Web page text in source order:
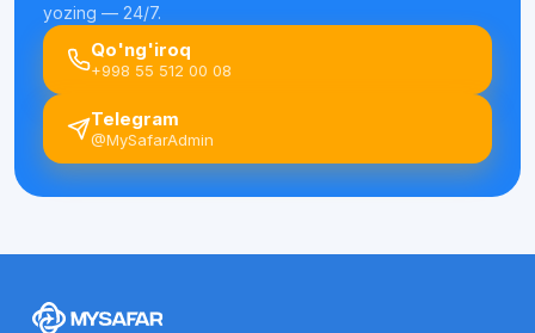
yozing — 24/7.
Qo'ng'iroq
+998 55 512 00 08
Telegram
@MySafarAdmin